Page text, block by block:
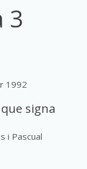
3
1992
signa
i Pascual